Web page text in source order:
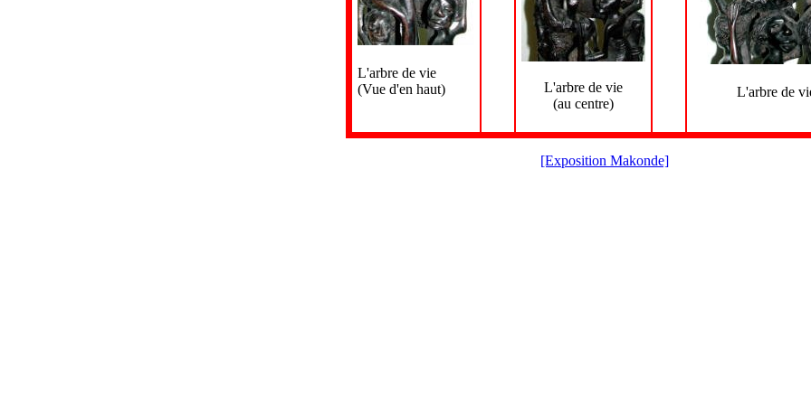
L'arbre de vie
(Vue d'en haut)
L'arbre de vie
(au centre)
L'arbre de
[Exposition Makonde]